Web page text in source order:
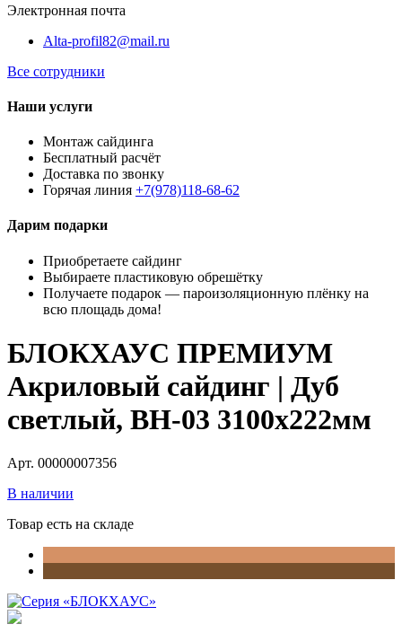
Электронная почта
Alta-profil82@mail.ru
Все сотрудники
Наши услуги
Монтаж сайдинга
Бесплатный расчёт
Доставка по звонку
Горячая линия +7(978)118-68-62
Дарим подарки
Приобретаете сайдинг
Выбираете пластиковую обрешётку
Получаете подарок — пароизоляционную плёнку на
всю площадь дома!
БЛОКХАУС ПРЕМИУМ
Акриловый сайдинг | Дуб
светлый, ВН-03 3100х222мм
Арт. 00000007356
В наличии
Товар есть на складе